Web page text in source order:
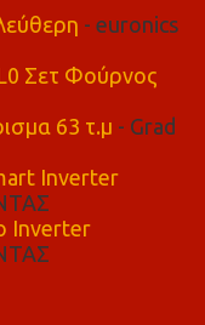
- euronics
Σετ Φούρνος
63 τ.μ - Grad
Inverter
Inverter